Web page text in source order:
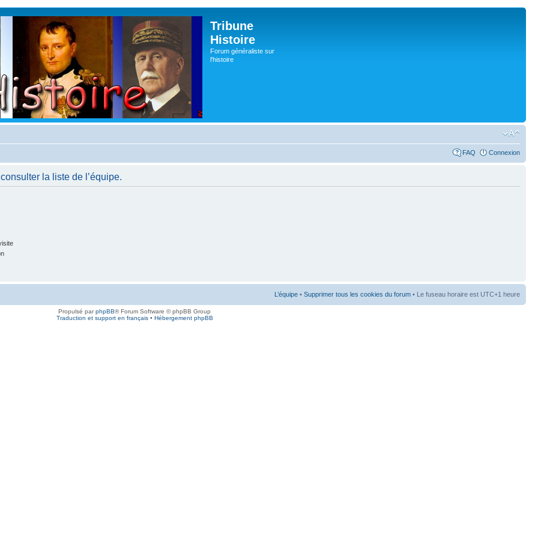
Tribune
Histoire
Forum généraliste sur
l'histoire
FAQ Connexion
la liste de l’équipe.
L’équipe • Supprimer tous les cookies du forum • Le fuseau horaire est UTC+1 heure
Propulsé parphpBB® Forum Software © phpBB Group
Traduction et support en français• Hébergement phpBB